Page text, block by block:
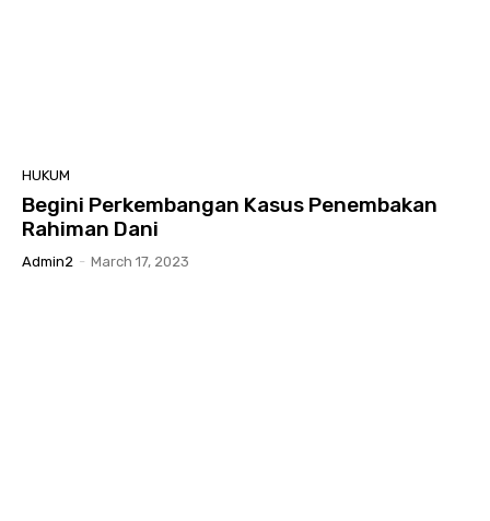
HUKUM
Begini Perkembangan Kasus Penembakan
Rahiman Dani
Admin2 - March 17, 2023